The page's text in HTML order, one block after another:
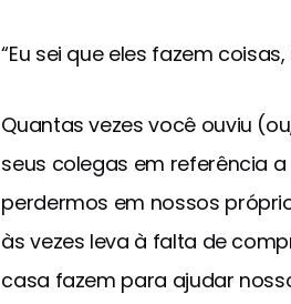
“Eu sei que eles fazem
Quantas vezes você ouviu
seus colegas em referência
perdermos em nossos
às vezes leva à falta de
casa fazem para ajudar